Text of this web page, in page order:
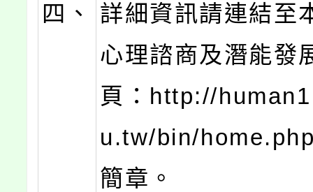
四、
詳細資訊請連結至
心理諮商及潛能發
頁：http://
u.tw/bin/
簡章。